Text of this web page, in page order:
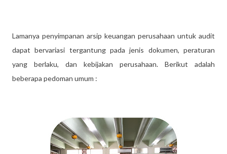
Lamanya penyimpanan arsip keuangan perusahaan untuk audit
dapat bervariasi tergantung pada jenis dokumen, peraturan
yang berlaku, dan kebijakan perusahaan. Berikut adalah
beberapa pedoman umum :